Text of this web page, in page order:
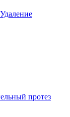
Удаление
протез